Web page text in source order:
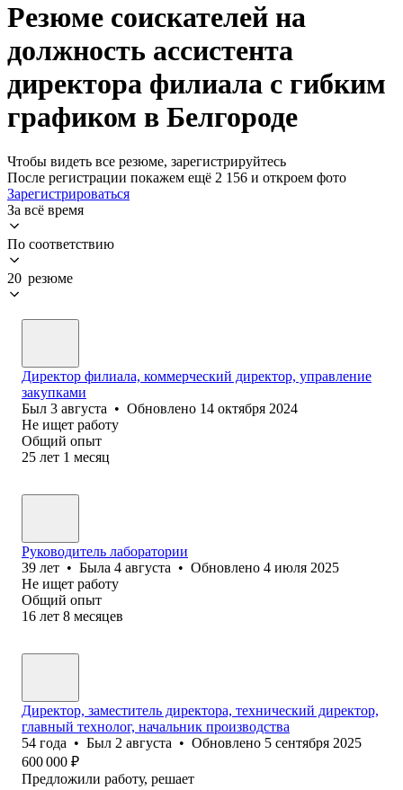
Резюме соискателей на
должность ассистента
директора филиала с гибким
графиком в Белгороде
Чтобы видеть все резюме, зарегистрируйтесь
После регистрации покажем ещё 2 156 и откроем фото
Зарегистрироваться
За всё время
По соответствию
20 резюме
Директор филиала, коммерческий директор, управление
закупками
Был 3 августа • Обновлено 14 октября 2024
Не ищет работу
Общий опыт
25 лет 1 месяц
Руководитель лаборатории
39 лет • Была 4 августа • Обновлено 4 июля 2025
Не ищет работу
Общий опыт
16 лет 8 месяцев
Директор, заместитель директора, технический директор,
главный технолог, начальник производства
54 года • Был 2 августа • Обновлено 5 сентября 2025
600 000 ₽
Предложили работу, решает